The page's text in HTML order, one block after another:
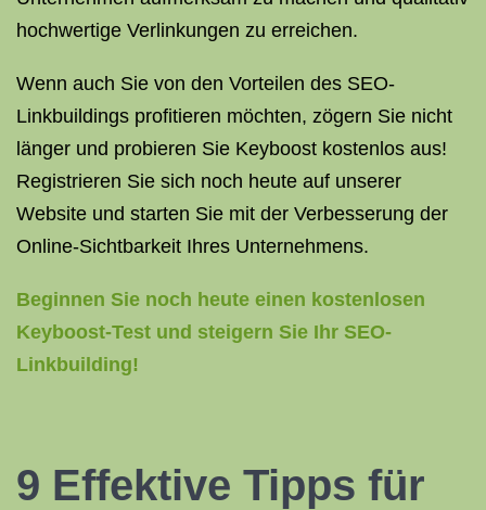
hochwertige Verlinkungen zu erreichen.
Wenn auch Sie von den Vorteilen des SEO-
Linkbuildings profitieren möchten, zögern Sie nicht
länger und probieren Sie Keyboost kostenlos aus!
Registrieren Sie sich noch heute auf unserer
Website und starten Sie mit der Verbesserung der
Online-Sichtbarkeit Ihres Unternehmens.
Beginnen Sie noch heute einen kostenlosen
Keyboost-Test und steigern Sie Ihr SEO-
Linkbuilding!
9 Effektive Tipps für